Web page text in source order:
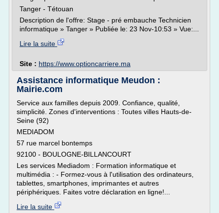
Tanger - Tétouan
Description de l'offre: Stage - pré embauche Technicien
informatique » Tanger » Publiée le: 23 Nov-10:53 » Vue:...
Lire la suite
Site : https://www.optioncarriere.ma
Assistance informatique Meudon :
Mairie.com
Service aux familles depuis 2009. Confiance, qualité,
simplicité. Zones d'interventions : Toutes villes Hauts-de-
Seine (92)
MEDIADOM
57 rue marcel bontemps
92100 - BOULOGNE-BILLANCOURT
Les services Mediadom : Formation informatique et
multimédia : - Formez-vous à l'utilisation des ordinateurs,
tablettes, smartphones, imprimantes et autres
périphériques. Faites votre déclaration en ligne!...
Lire la suite